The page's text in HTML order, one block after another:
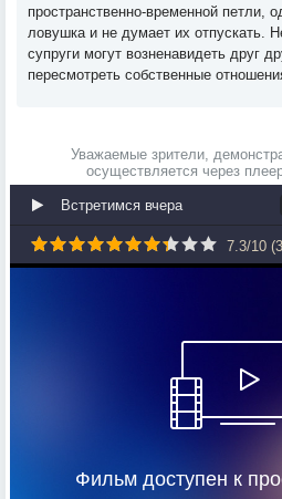
пространственно-временной петли,
ловушка и не думает их отпускать.
супруги могут возненавидеть друг
пересмотреть собственные
Уважаемые зрители,
осуществляется через
Встретимся вчера
7.3/10 (3
Фильм доступен к